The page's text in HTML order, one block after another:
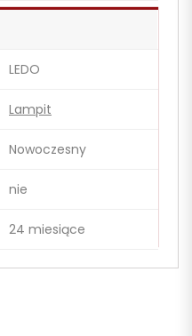
LEDO
Lampit
Nowoczesny
nie
24 miesiące